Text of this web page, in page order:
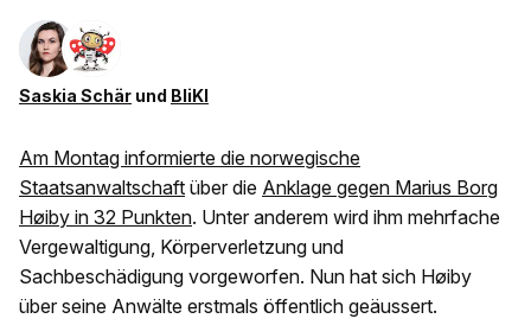
Saskia Schär und BliKI
Am Montag informierte die norwegische
Staatsanwaltschaft über die Anklage gegen Marius Borg
Høiby in 32 Punkten. Unter anderem wird ihm mehrfache
Vergewaltigung, Körperverletzung und
Sachbeschädigung vorgeworfen. Nun hat sich Høiby
über seine Anwälte erstmals öffentlich geäussert.